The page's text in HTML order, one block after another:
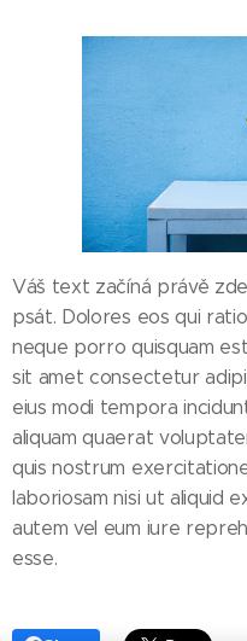
Váš text začíná právě
psát. Dolores eos qui
neque porro quisquam
sit amet consectetur
eius modi tempora
aliquam quaerat
quis nostrum
laboriosam nisi ut aliquid
autem vel eum iure
esse.